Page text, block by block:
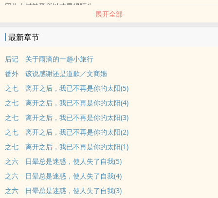
因为太过熟悉所以才显得陌生，
已经为彼此定型的我们还妄想着什么都不会变，
曾几何时你温柔的触碰已成为我最恐惧的物事，
担心着这种情感是怜悯，害怕着再次陷入后又开始了无法自拔，
就算到了最后，我们终于确定彼此的心跳归属，
那也永远只能是一种温存，一道停留在心口里的缺。
太过犹豫的当下，我们都已经失去了拥有幸福的权利。
而在滑经伞面的流年之中，伤害我最深的是那难以止住的泪水。
____________________________________________________________
之一 自伞面滑落，漾起一片蔚蓝
人生只能回头看、不能回头走，所以你也没必要站在原地等她。就想
着往前走她一样能追得上你就好。
之二 成双日光的照耀，催化温暖行进
展开全部
最新章节
后记 关于雨滴的一趟小旅行
番外 该说感谢还是道歉／文商嫟
之七 离开之后，我已不再是你的太阳(5)
之七 离开之后，我已不再是你的太阳(4)
之七 离开之后，我已不再是你的太阳(3)
之七 离开之后，我已不再是你的太阳(2)
之七 离开之后，我已不再是你的太阳(1)
之六 日晕总是迷惑，使人失了自我(5)
之六 日晕总是迷惑，使人失了自我(4)
之六 日晕总是迷惑，使人失了自我(3)